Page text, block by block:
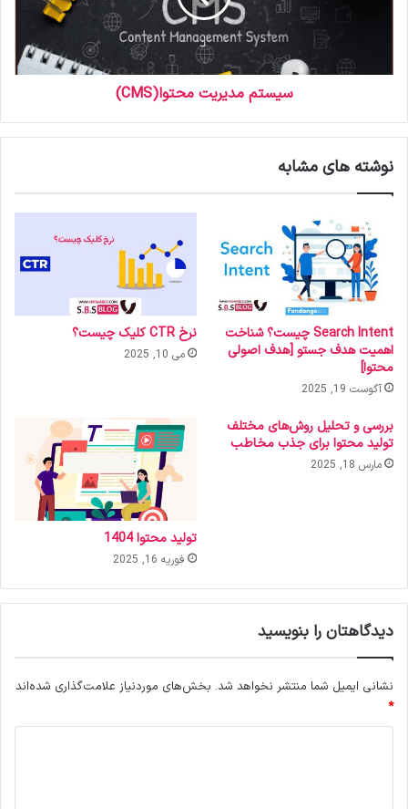
سیستم مدیریت محتوا(CMS)
نوشته های مشابه
Search Intent چیست؟ شناخت
اهمیت هدف جستو [هدف اصولی
محتوا]
آگوست 19, 2025
نرخ CTR کلیک چیست؟
می 10, 2025
بررسی و تحلیل روش‌های مختلف
تولید محتوا برای جذب مخاطب
مارس 18, 2025
تولید محتوا 1404
فوریه 16, 2025
دیدگاهتان را بنویسید
نشانی ایمیل شما منتشر نخواهد شد. بخش‌های موردنیاز علامت‌گذاری شده‌اند
*